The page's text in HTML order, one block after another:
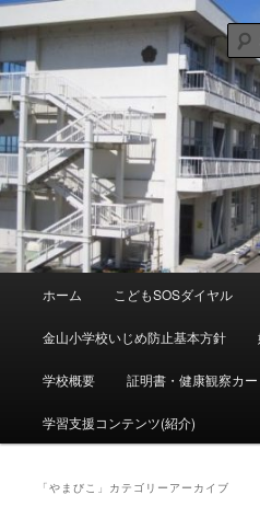
メ
イ
ン
コ
ン
テ
ン
ツ
へ
移
動
サ
ブ
コ
ン
テ
ン
ツ
へ
移
動
射水市立金山小学
富山県射水市青井谷１６４８ ℡
メール：
ホーム こどもSOSダイヤル
金山小学校いじめ防止基本方針
学校概要 証明書・健康観察カ
学習支援コンテンツ(紹介)
「やまびこ 」カテゴリーアーカイブ